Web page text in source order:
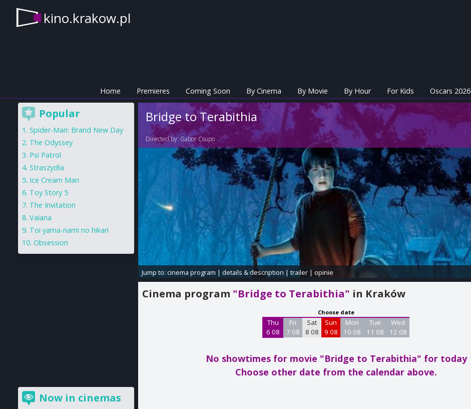
kino.krakow.pl
Home Premieres Coming Soon By Cinema By Movie By Hour For Kids Oscars 2026
Bridge to Terabithia
Directed by: Gabor Csupo
Jump to: cinema program | details & description | trailer| opinie
Cinema program "Bridge to Terabithia" in Kraków
Choose date
Thu
6 08
Fri
7 08
Sat
8 08
Sun
9 08
Mon
10 08
Tue
11 08
Wed
12 08
No showtimes for movie "Bridge to Terabithia" for today
Choose other date from the calendar above.
Popular
Spider-Man: Brand New Day
The Odyssey
Psi Patrol
Straszydła
Ice Cream Man
Toy Story 5
The Invitation
Vaiana
Toi yama-nami no hikari
Obsession
Now in cinemas